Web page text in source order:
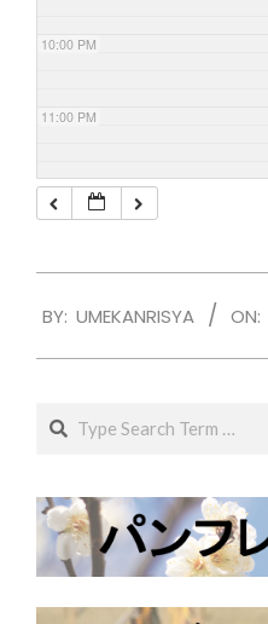
10:00 PM
11:00 PM
01-
BY: UMEKANRISYA ON:
Search